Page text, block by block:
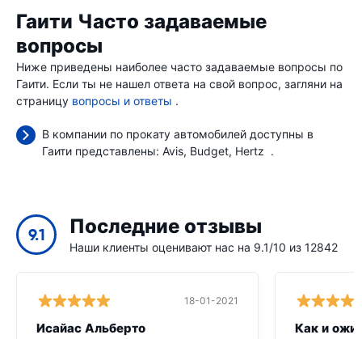
Гаити Часто задаваемые
вопросы
Ниже приведены наиболее часто задаваемые вопросы по
Гаити. Если ты не нашел ответа на свой вопрос, загляни на
страницу вопросы и ответы .
В компании по прокату автомобилей доступны в
Гаити представлены: Avis Budget Hertz .
9.1 Последние отзывы
Наши клиенты оценивают нас на 9.1/10 из 12842
18-01-2021
Исайас Альберто Как и